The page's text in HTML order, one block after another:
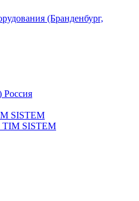
(Бранденбург,
SISTEM
TIM SISTEM